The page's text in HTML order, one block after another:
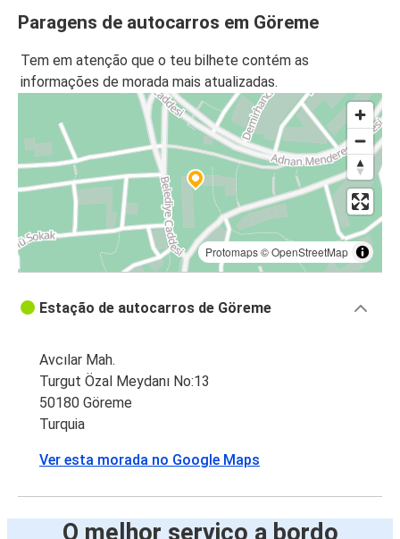
Paragens de autocarros em Göreme
Tem em atenção que o teu bilhete contém as
informações de morada mais atualizadas.
Protomaps©OpenStreetMap
Estação de autocarros de Göreme
Avcılar Mah.
Turgut Özal Meydanı No:13
50180 Göreme
Turquia
Ver esta morada no Google Maps
O melhor serviço a bordo